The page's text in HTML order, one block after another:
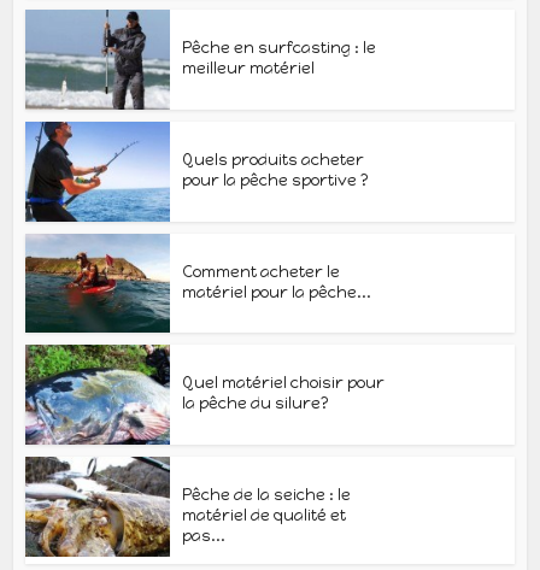
Pêche en surfcasting : le
meilleur matériel
Quels produits acheter
pour la pêche sportive ?
Comment acheter le
matériel pour la pêche...
Quel matériel choisir pour
la pêche du silure?
Pêche de la seiche : le
matériel de qualité et
pas...